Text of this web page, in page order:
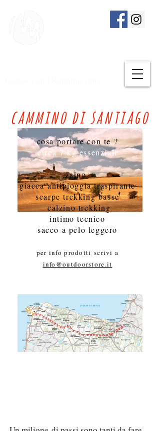
cammino di santiago
cosa portare con te ?
circa 7 kg essenziali
zaino
giacca antipioggia traspirante
scarpe trekking basse
calzino trekking
intimo tecnico
sacco a pelo leggero
per info prodotti scrivi a
info@outdoorstore.it